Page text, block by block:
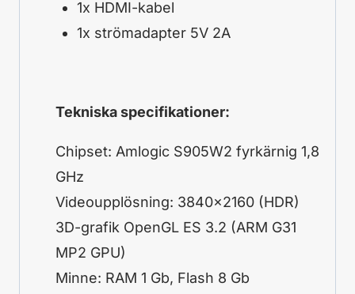
1x HDMI-kabel
1x strömadapter 5V 2A
Tekniska specifikationer:
Chipset: Amlogic S905W2 fyrkärnig 1,8
GHz
Videoupplösning: 3840×2160 (HDR)
3D-grafik OpenGL ES 3.2 (ARM G31
MP2 GPU)
Minne: RAM 1 Gb, Flash 8 Gb